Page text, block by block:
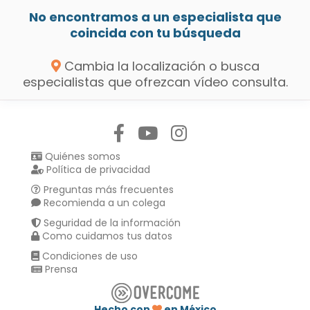
No encontramos a un especialista que
coincida con tu búsqueda
Cambia la localización o busca
especialistas que ofrezcan vídeo consulta.
Quiénes somos
Política de privacidad
Preguntas más frecuentes
Recomienda a un colega
Seguridad de la información
Como cuidamos tus datos
Condiciones de uso
Prensa